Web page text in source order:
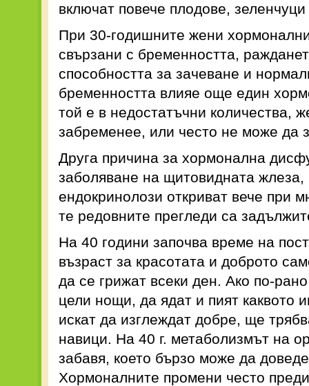
включат повече плодове,
При 30-годишните жени
свързани с бременността,
способността за зачеване и
бременността влияе още един
той е в недостатъчни количества,
забременее, или често не може да
Друга причина за хормонална
заболяване на щитовидната жлеза,
ендокринолози откриват вече при
те редовните прегледи са
На 40 години започва време на
възраст за красотата и доброто
да се грижат всеки ден. Ако по-
цели нощи, да ядат и пият каквото
искат да изглеждат добре, ще
навици. На 40 г. метаболизмът на
забавя, което бързо може да
Хормоналните промени често